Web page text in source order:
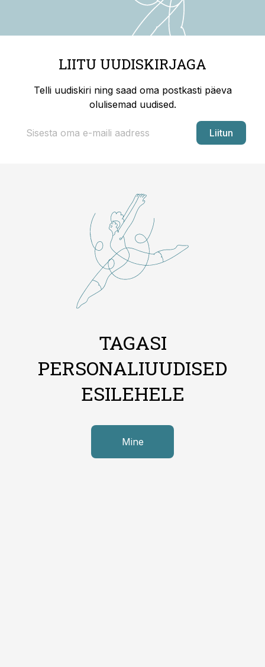
LIITU UUDISKIRJAGA
Telli uudiskiri ning saad oma postkasti päeva
olulisemad uudised.
Liitun
TAGASI
PERSONALIUUDISED
ESILEHELE
Mine